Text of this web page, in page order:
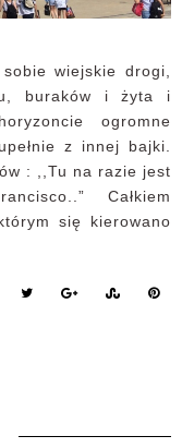
wiejskie drogi,
buraków i żyta i
ogromne
z innej bajki.
: ,,Tu na razie jest
Całkiem
się kierowano